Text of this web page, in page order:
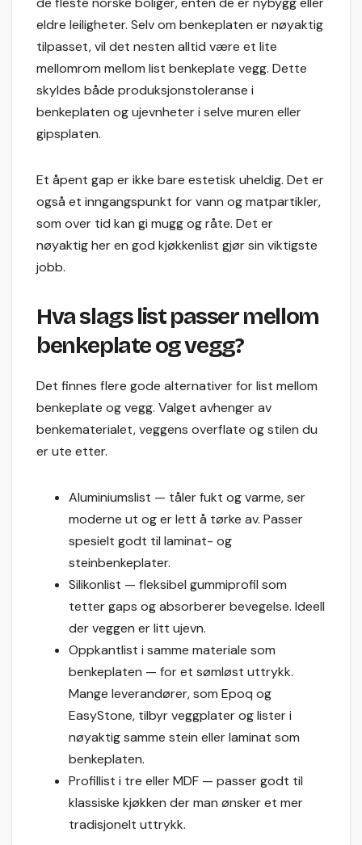
eldre leiligheter. Selv om benkeplaten er nøyaktig
tilpasset, vil det nesten alltid være et lite
mellomrom mellom list benkeplate vegg. Dette
skyldes både produksjonstoleranse i
benkeplaten og ujevnheter i selve muren eller
gipsplaten.
Et åpent gap er ikke bare estetisk uheldig. Det er
også et inngangspunkt for vann og matpartikler,
som over tid kan gi mugg og råte. Det er
nøyaktig her en god kjøkkenlist gjør sin viktigste
jobb.
Hva slags list passer mellom
benkeplate og vegg?
Det finnes flere gode alternativer for list mellom
benkeplate og vegg. Valget avhenger av
benkematerialet, veggens overflate og stilen du
er ute etter.
Aluminiumslist — tåler fukt og varme, ser
moderne ut og er lett å tørke av. Passer
spesielt godt til laminat- og
steinbenkeplater.
Silikonlist — fleksibel gummiprofil som
tetter gaps og absorberer bevegelse. Ideell
der veggen er litt ujevn.
Oppkantlist i samme materiale som
benkeplaten — for et sømløst uttrykk.
Mange leverandører, som Epoq og
EasyStone, tilbyr veggplater og lister i
nøyaktig samme stein eller laminat som
benkeplaten.
Profillist i tre eller MDF — passer godt til
klassiske kjøkken der man ønsker et mer
tradisjonelt uttrykk.